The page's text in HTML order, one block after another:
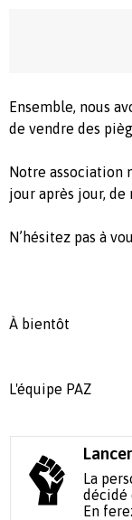
Ensemble, nous
de vendre des
Notre association
jour après jour,
N’hésitez pas à
À bientôt
L'équipe PAZ
La
décidé
En